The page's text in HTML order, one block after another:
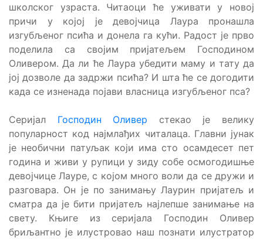
школског узраста. Читаоци ће уживати у новој
причи у којој је девојчица Лаура пронашла
изгубљеног псића и донела га кући. Радост је прво
поделила са својим пријатељем Господином
Оливером. Да ли ће Лаура убедити маму и тату да
јој дозволе да задржи псића? И шта ће се догодити
када се изненада појави власница изгубљеног пса?
Серијал Господин Оливер стекао је велику
популарност код најмлађих читалаца. Главни јунак
је необични патуљак који има сто осамдесет пет
година и живи у рупици у зиду собе осмогодишње
девојчице Лауре, с којом много воли да се дружи и
разговара. Он је по занимању Лаурин пријатељ и
сматра да је бити пријатељ најлепше занимање на
свету. Књиге из серијала Господин Оливер
бриљантно је илустровао наш познати илустратор